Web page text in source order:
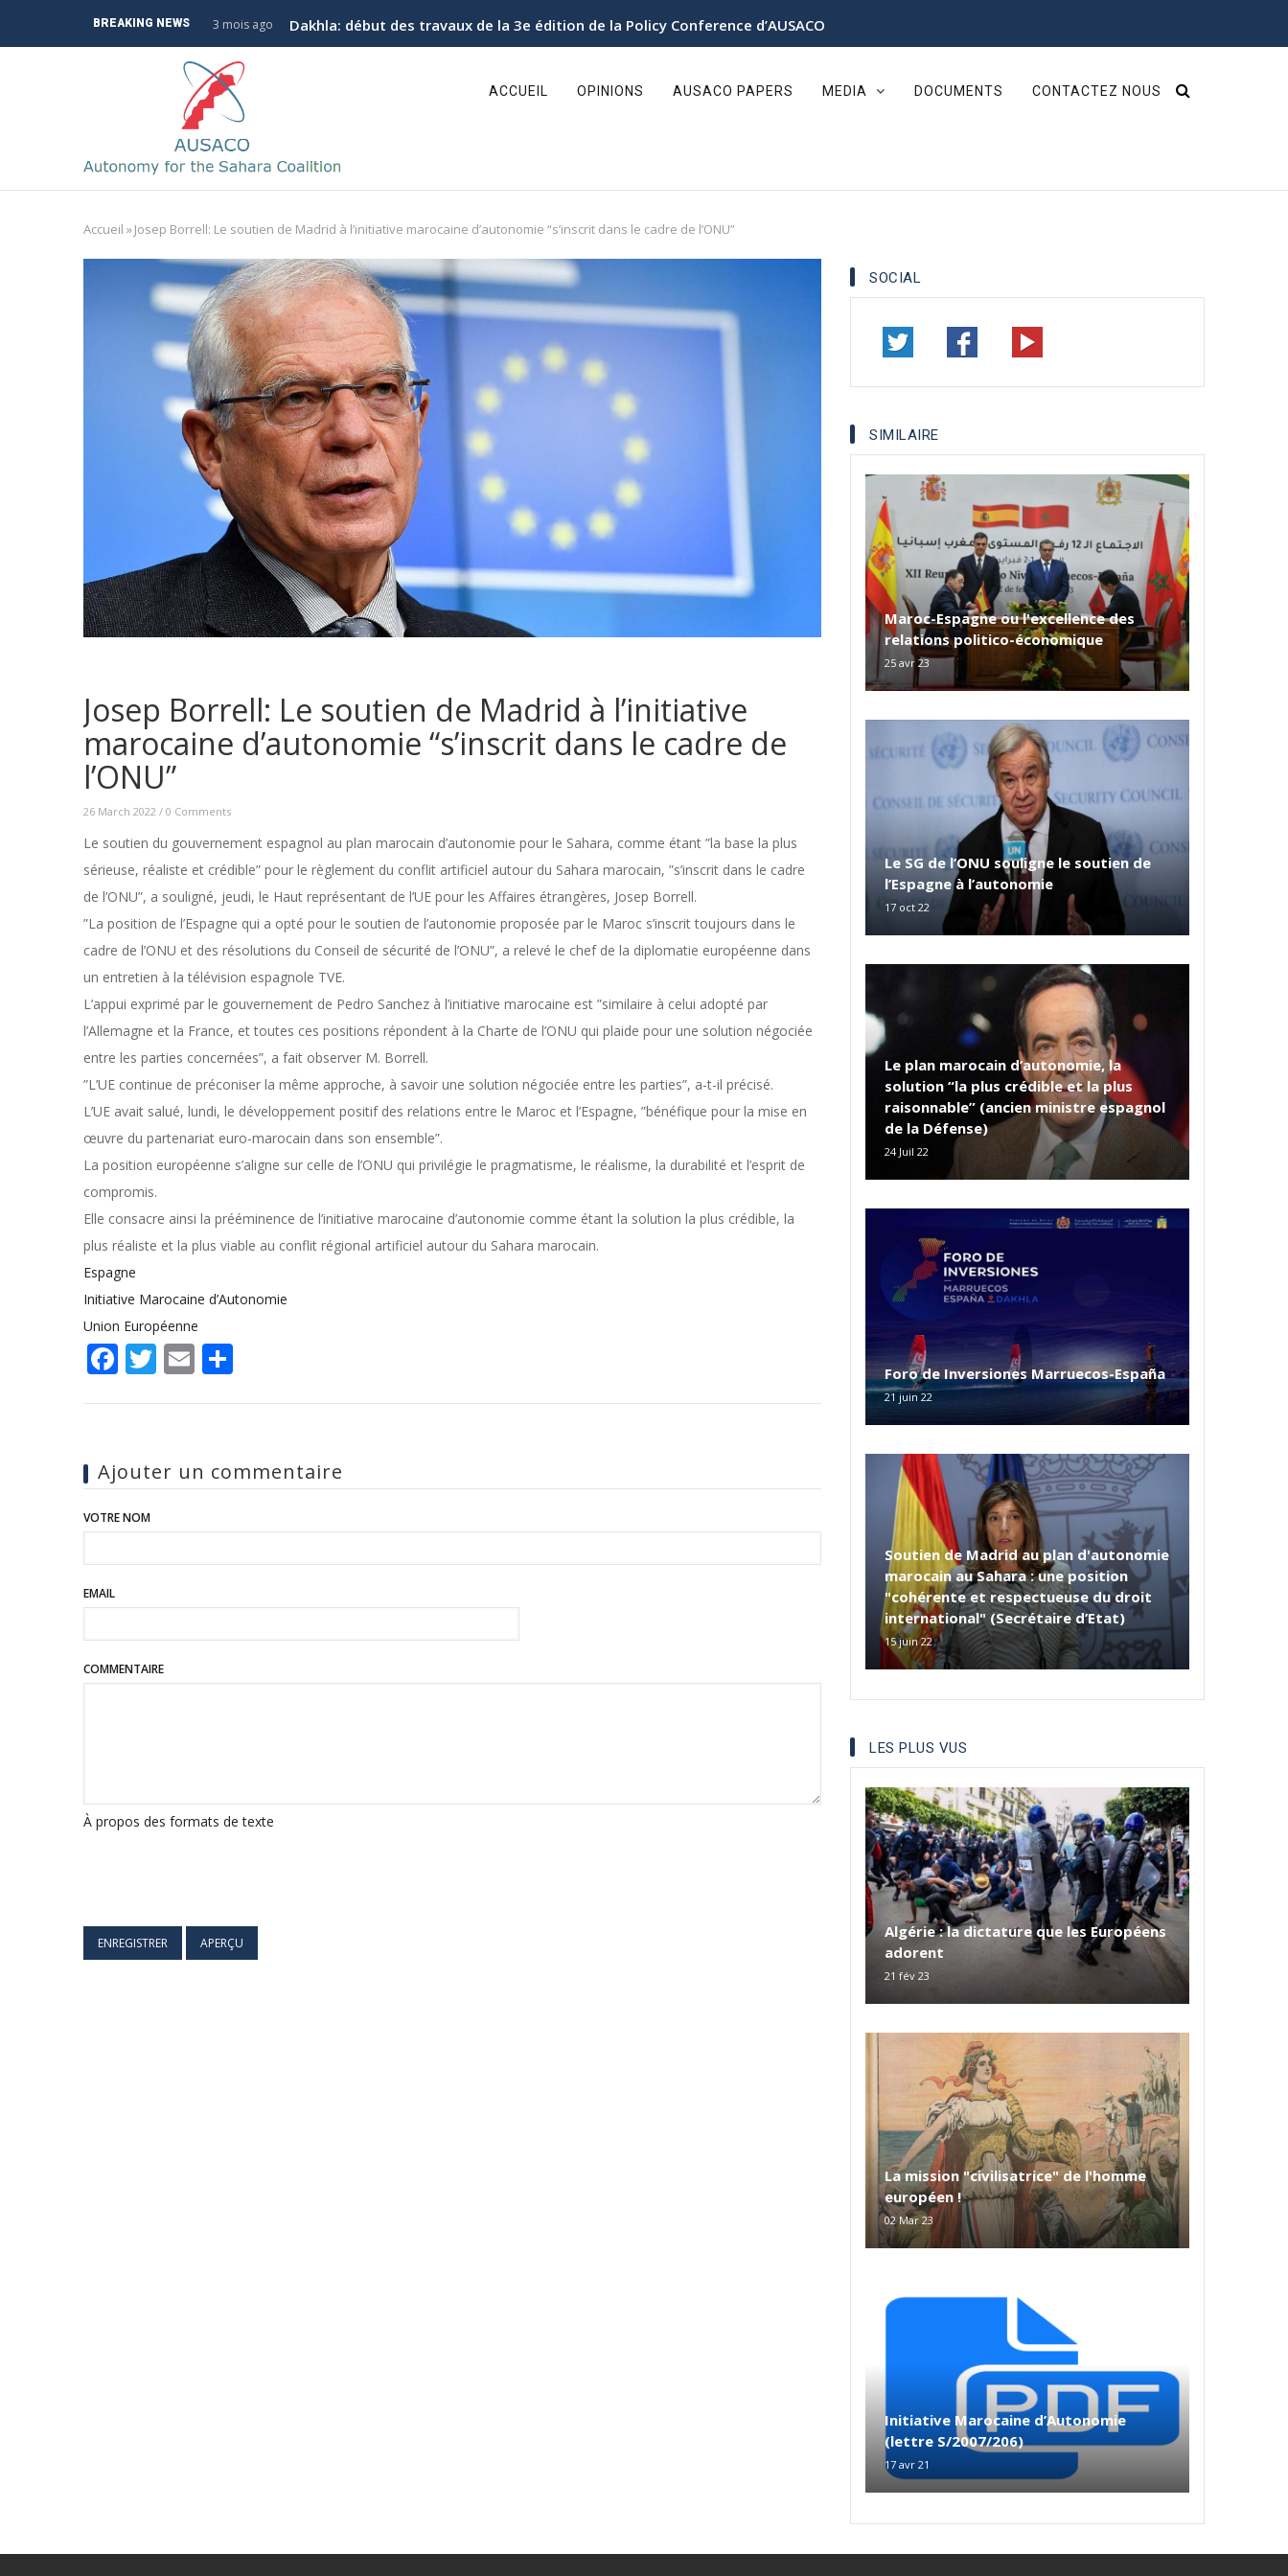
BREAKING NEWS 3 mois ago Dakhla: début des travaux de la 3e édition de la Policy Conference d’AUSACO
navigationACCUEIL OPINIONS AUSACO PAPERS MEDIA DOCUMENTS CONTACTEZ NOUS
Fil
d'Ariane
Accueil »Josep Borrell: Le soutien de Madrid à l’initiative marocaine d’autonomie “s’inscrit dans le cadre de l’ONU”
Josep Borrell: Le soutien de Madrid à l’initiative
marocaine d’autonomie “s’inscrit dans le cadre de
l’ONU”
26 March 2022 / 0 Comments
Le soutien du gouvernement espagnol au plan marocain d’autonomie pour le Sahara, comme étant ”la base la plus
sérieuse, réaliste et crédible” pour le règlement du conflit artificiel autour du Sahara marocain, ”s’inscrit dans le cadre
de l’ONU”, a souligné, jeudi, le Haut représentant de l’UE pour les Affaires étrangères, Josep Borrell.
”La position de l’Espagne qui a opté pour le soutien de l’autonomie proposée par le Maroc s’inscrit toujours dans le
cadre de l’ONU et des résolutions du Conseil de sécurité de l’ONU”, a relevé le chef de la diplomatie européenne dans
un entretien à la télévision espagnole TVE.
L’appui exprimé par le gouvernement de Pedro Sanchez à l’initiative marocaine est ”similaire à celui adopté par
l’Allemagne et la France, et toutes ces positions répondent à la Charte de l’ONU qui plaide pour une solution négociée
entre les parties concernées”, a fait observer M. Borrell.
”L’UE continue de préconiser la même approche, à savoir une solution négociée entre les parties”, a-t-il précisé.
L’UE avait salué, lundi, le développement positif des relations entre le Maroc et l’Espagne, ”bénéfique pour la mise en
œuvre du partenariat euro-marocain dans son ensemble”.
La position européenne s’aligne sur celle de l’ONU qui privilégie le pragmatisme, le réalisme, la durabilité et l’esprit de
compromis.
Elle consacre ainsi la prééminence de l’initiative marocaine d’autonomie comme étant la solution la plus crédible, la
plus réaliste et la plus viable au conflit régional artificiel autour du Sahara marocain.
Espagne
Initiative Marocaine d’Autonomie
Union Européenne
Facebook
Twitter
Email
Ajouter un commentaire
VOTRE NOM
EMAIL
COMMENTAIRE
À propos des formats de texte
SOCIAL
SIMILAIRE
Maroc-Espagne ou l'excellence des
relations politico-économique
25 avr 23
Le SG de l’ONU souligne le soutien de
l’Espagne à l’autonomie
17 oct 22
Le plan marocain d’autonomie, la
solution “la plus crédible et la plus
raisonnable” (ancien ministre espagnol
de la Défense)
24 Juil 22
Foro de Inversiones Marruecos-España
21 juin 22
Soutien de Madrid au plan d'autonomie
marocain au Sahara : une position
"cohérente et respectueuse du droit
international" (Secrétaire d’Etat)
15 juin 22
LES PLUS VUS
Algérie : la dictature que les Européens
adorent
21 fév 23
La mission "civilisatrice" de l'homme
européen !
02 Mar 23
Initiative Marocaine d’Autonomie
(lettre S/2007/206)
17 avr 21